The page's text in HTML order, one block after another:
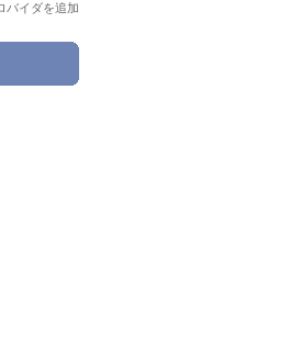
バイダを追加